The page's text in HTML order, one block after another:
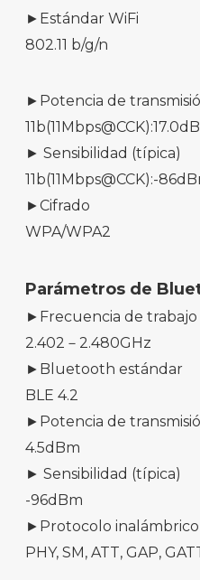
►Estándar WiFi
802.11 b/g/n
►Potencia de
► Sensibilidad (típica)
11b(11Mbps@CCK):-
►Cifrado
WPA/WPA2
Parámetros de
►Frecuencia de trabajo
2.402－2.480GHz
►Bluetooth estándar
BLE 4.2
►Potencia de
4.5dBm
► Sensibilidad (típica)
-96dBm
►Protocolo inalámbrico
PHY, SM, ATT, GAP,